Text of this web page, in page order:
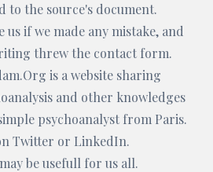
to the source's document.
us if we made any mistake, and
threw the contact form.
is a website sharing
and other knowledges
psychoanalyst from Paris.
Twitter or LinkedIn.
be usefull for us all.